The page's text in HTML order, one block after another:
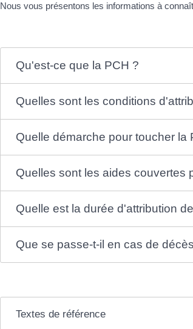
Nous vous présentons les informations à
Qu'est-ce que la PCH ?
Quelles sont les conditions
Quelle démarche pour toucher la
Quelles sont les aides couvertes
Quelle est la durée d'attribution
Que se passe-t-il en cas de
Textes de référence